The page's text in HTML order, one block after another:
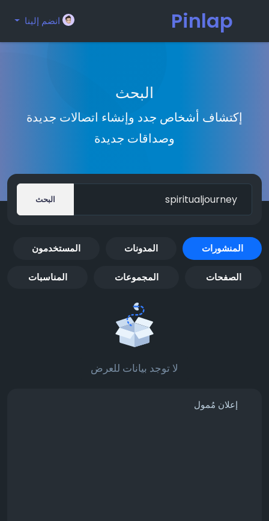
Pinlap انضم إلينا
البحث
إكتشاف أشخاص جدد وإنشاء اتصالات جديدة
وصداقات جديدة
البحث
المنشورات المدونات المستخدمون
الصفحات المجموعات المناسبات
لا توجد بيانات للعرض
إعلان مُمول